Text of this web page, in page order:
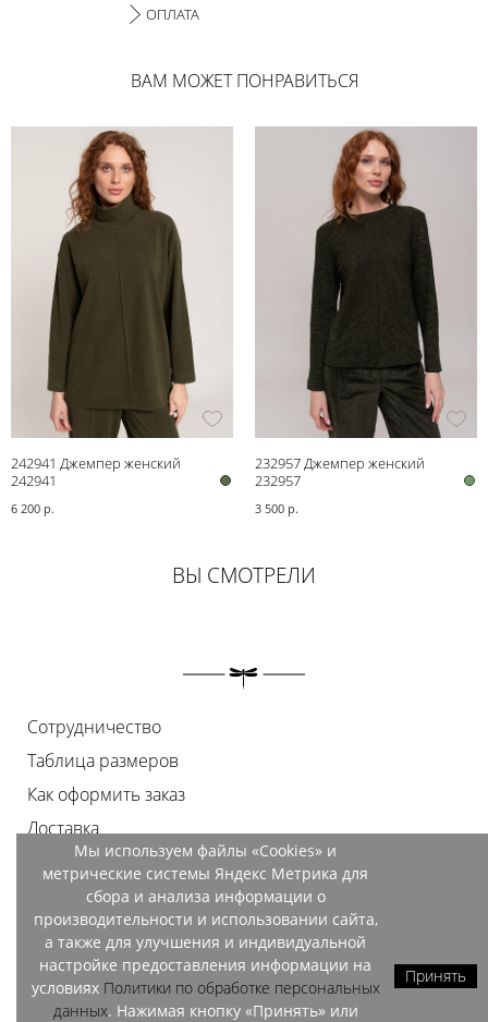
ОПЛАТА
ВАМ МОЖЕТ ПОНРАВИТЬСЯ
242941 Джемпер женский
242941
6 200 р.
232957 Джемпер женский
232957
3 500 р.
ВЫ СМОТРЕЛИ
Сотрудничество
Таблица размеров
Как оформить заказ
Доставка
Оплата
Возврат
Документы
Контакты
Магазины
Мы используем файлы «Cookies» и
метрические системы Яндекс Метрика для
сбора и анализа информации о
производительности и использовании сайта,
а также для улучшения и индивидуальной
настройке предоставления информации на
условиях Политики по обработке персональных
данных. Нажимая кнопку «Принять» или
Принять